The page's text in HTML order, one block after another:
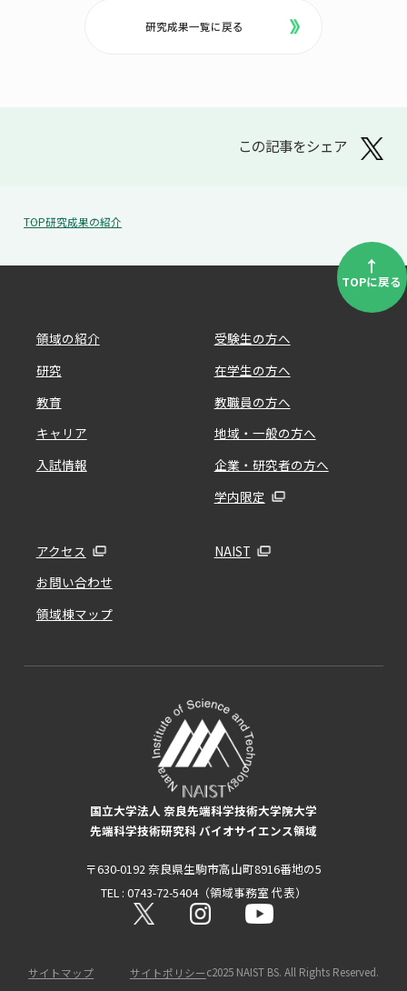
研究成果一覧に戻る
この記事をシェア
TOP研究成果の紹介
↑
TOPに戻る
領域の紹介
研究
教育
キャリア
入試情報
受験生の方へ
在学生の方へ
教職員の方へ
地域・一般の方へ
企業・研究者の方へ
学内限定
アクセス
お問い合わせ
領域棟マップ
NAIST
国立大学法人 奈良先端科学技術大学院大学
先端科学技術研究科 バイオサイエンス領域
〒630-0192 奈良県生駒市高山町8916番地の5
TEL : 0743-72-5404（領域事務室 代表）
サイトマップ サイトポリシーc2025 NAIST BS. All Rights Reserved.